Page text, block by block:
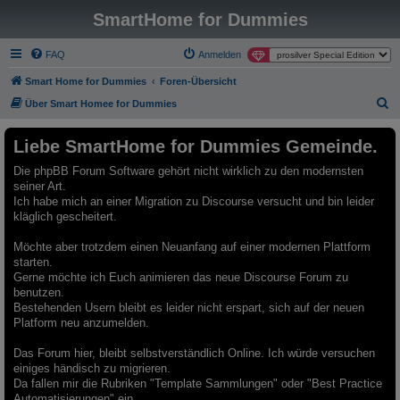
SmartHome for Dummies
FAQ Anmelden
Smart Home for Dummies Foren-Übersicht
Über Smart Homee for Dummies
Liebe SmartHome for Dummies Gemeinde.
Die phpBB Forum Software gehört nicht wirklich zu den modernsten
seiner Art.
Ich habe mich an einer Migration zu Discourse versucht und bin leider
kläglich gescheitert.
Möchte aber trotzdem einen Neuanfang auf einer modernen Plattform
starten.
Gerne möchte ich Euch animieren das neue Discourse Forum zu
benutzen.
Bestehenden Usern bleibt es leider nicht erspart, sich auf der neuen
Platform neu anzumelden.
Das Forum hier, bleibt selbstverständlich Online. Ich würde versuchen
einiges händisch zu migrieren.
Da fallen mir die Rubriken "Template Sammlungen" oder "Best Practice